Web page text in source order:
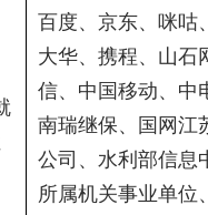
百度、京东、咪咕
大华、携程、山石
信、中国移动、中
南瑞继保、国网江
公司、水利部信息
所属机关事业单位